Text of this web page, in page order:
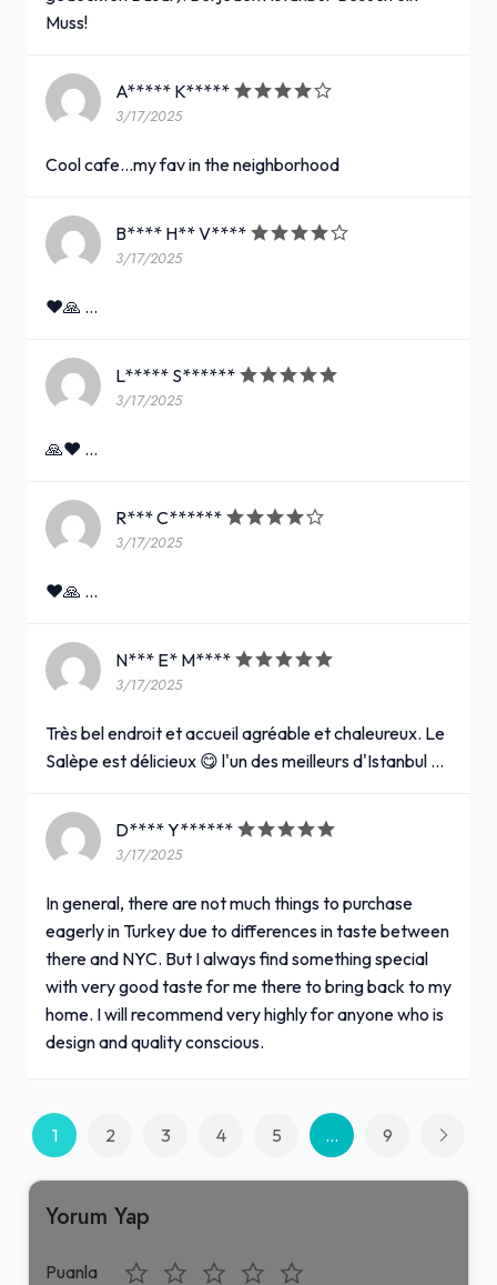
Muss!
A***** K*****
3/17/2025
Cool cafe...my fav in the neighborhood
B**** H** V****
3/17/2025
❤️🙏 …
L***** S******
3/17/2025
🙏❤️ …
R*** C******
3/17/2025
❤️🙏 …
N*** E* M****
3/17/2025
Très bel endroit et accueil agréable et chaleureux. Le
Salèpe est délicieux 😋 l'un des meilleurs d'Istanbul …
D**** Y******
3/17/2025
In general, there are not much things to purchase
eagerly in Turkey due to differences in taste between
there and NYC. But I always find something special
with very good taste for me there to bring back to my
home. I will recommend very highly for anyone who is
design and quality conscious.
1 2 3 4 5 ... 9
Yorum Yap
Puanla